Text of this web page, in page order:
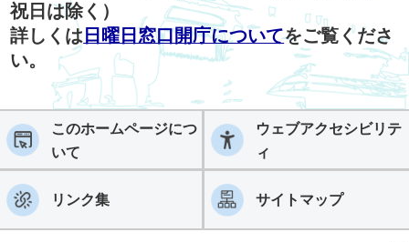
祝日は除く）
詳しくは 日曜日窓口開庁についてをご覧くださ
い。
このホームページにつ
いて
ウェブアクセシビリテ
ィ
リンク集 サイトマップ